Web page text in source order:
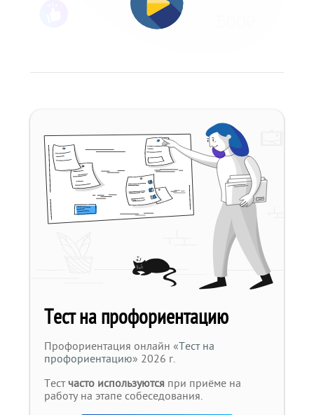
Тест на профориентацию
Профориентация онлайн «Тест на
профориентацию» 2026 г.
Тестчасто используются при приёме на
работу на этапе собеседования.